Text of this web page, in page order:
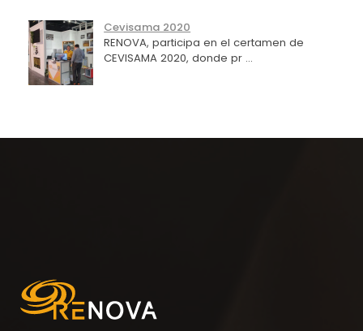
Cevisama 2020
RENOVA, participa en el certamen de
CEVISAMA 2020, donde pr ...